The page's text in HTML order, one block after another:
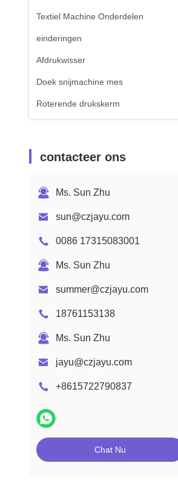
Textiel Machine Onderdelen
einderingen
Afdrukwisser
Doek snijmachine mes
Roterende drukskerm
contacteer ons
Ms. Sun Zhu
sun@czjayu.com
0086 17315083001
Ms. Sun Zhu
summer@czjayu.com
18761153138
Ms. Sun Zhu
jayu@czjayu.com
+8615722790837
Chat Nu